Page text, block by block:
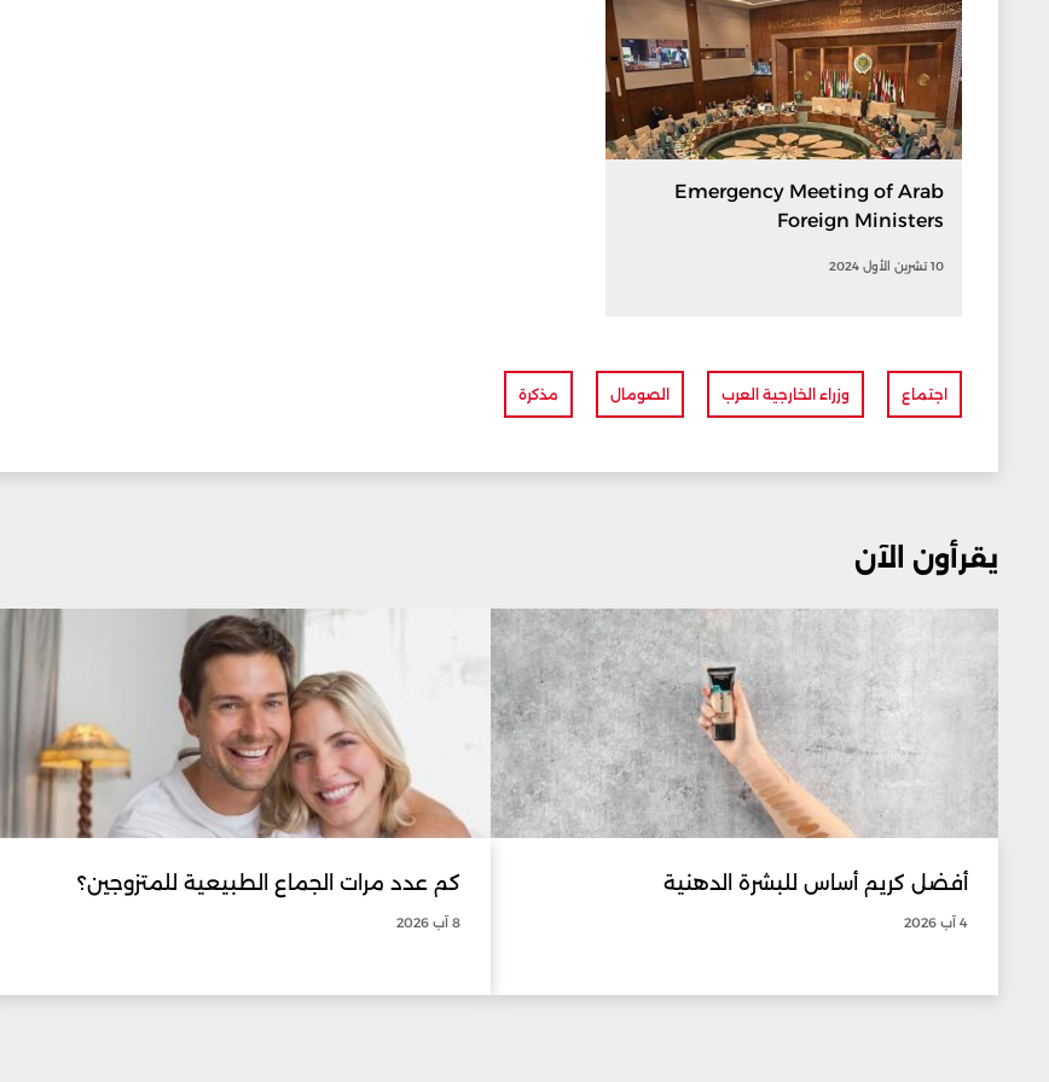
Emergency Meeting of Arab
Foreign Ministers
10 تشرين الأول 2024
اجتماع وزراء الخارجية العرب الصومال مذكرة
يقرأون الآن
أفضل كريم أساس للبشرة الدهنية
4 آب 2026
كم عدد مرات الجماع الطبيعية للمتزوجين؟
8 آب 2026